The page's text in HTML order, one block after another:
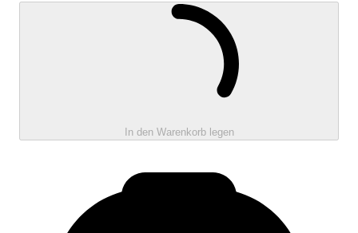
In den Warenkorb legen